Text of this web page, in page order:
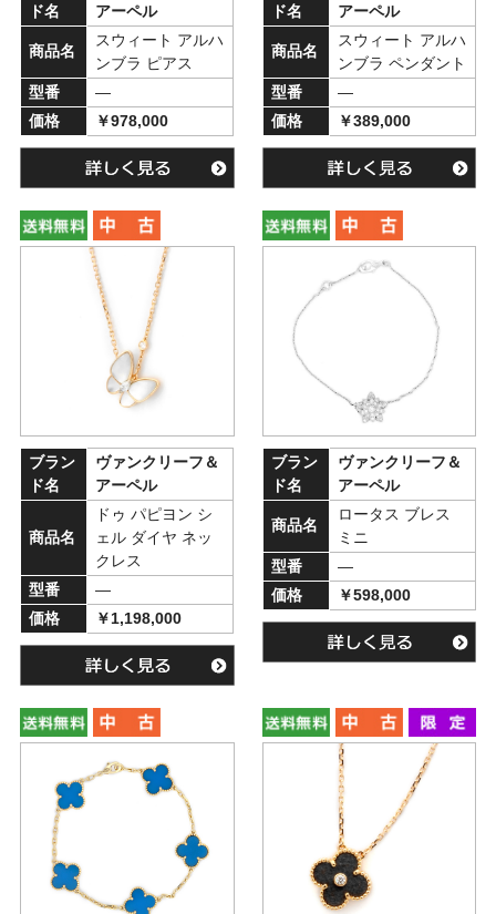
ド名
アーペル
商品名
スウィート アルハ
ンブラ ピアス
型番
―
価格
￥978,000
ド名
アーペル
商品名
スウィート アルハ
ンブラ ペンダント
型番
―
価格
￥389,000
ブラン
ド名
ヴァンクリーフ＆
アーペル
商品名
ドゥ パピヨン シ
ェル ダイヤ ネッ
クレス
型番
―
価格
￥1,198,000
ブラン
ド名
ヴァンクリーフ＆
アーペル
商品名
ロータス ブレス
ミニ
型番
―
価格
￥598,000